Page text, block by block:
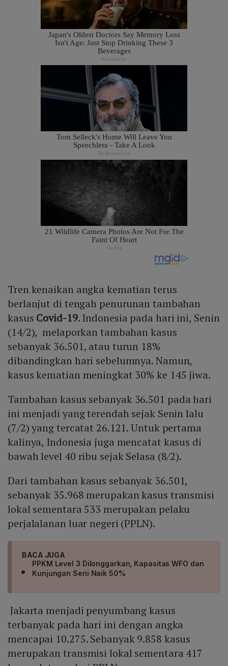
Tren kenaikan angka kematian terus
berlanjut di tengah penurunan tambahan
kasus Covid-19. Indonesia pada hari ini, Senin
(14/2), melaporkan tambahan kasus
sebanyak 36.501, atau turun 18%
dibandingkan hari sebelumnya. Namun,
kasus kematian meningkat 30% ke 145 jiwa.
Tambahan kasus sebanyak 36.501 pada hari
ini menjadi yang terendah sejak Senin lalu
(7/2) yang tercatat 26.121. Untuk pertama
kalinya, Indonesia juga mencatat kasus di
bawah level 40 ribu sejak Selasa (8/2).
Dari tambahan kasus sebanyak 36.501,
sebanyak 35.968 merupakan kasus transmisi
lokal sementara 533 merupakan pelaku
perjalalanan luar negeri (PPLN).
BACA JUGA
PPKM Level 3 Dilonggarkan, Kapasitas WFO dan
Kunjungan Seni Naik 50%
Jakarta menjadi penyumbang kasus
terbanyak pada hari ini dengan angka
mencapai 10.275. Sebanyak 9.858 kasus
merupakan transmisi lokal sementara 417